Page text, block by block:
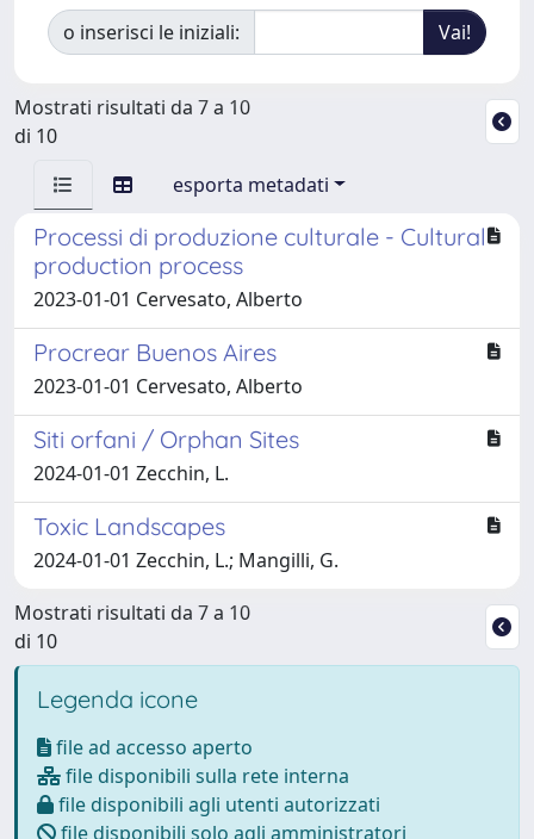
o inserisci le iniziali:
Mostrati risultati da 7 a 10
di 10
esporta metadati
Processi di produzione culturale - Cultural
production process
2023-01-01 Cervesato, Alberto
Procrear Buenos Aires
2023-01-01 Cervesato, Alberto
Siti orfani / Orphan Sites
2024-01-01 Zecchin, L.
Toxic Landscapes
2024-01-01 Zecchin, L.; Mangilli, G.
Mostrati risultati da 7 a 10
di 10
Legenda icone
file ad accesso aperto
file disponibili sulla rete interna
file disponibili agli utenti autorizzati
file disponibili solo agli amministratori